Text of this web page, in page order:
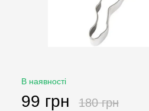
В наявності
99 грн 180 грн